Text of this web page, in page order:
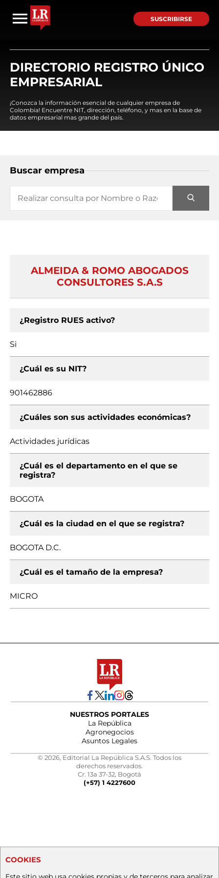
SUSCRIBIRSE
DIRECTORIO REGISTRO ÚNICO
EMPRESARIAL
¡Conozca la información esencial de cualquier empresa de
Colombia! Encuentre NIT, dirección, teléfono, y mas en la base de
datos empresarial mas grande del país.
Buscar empresa
ALMEIDA & ROMO ABOGADOS
CONSULTORES S.A.S
¿Registro RUES activo?
Si
¿Cuál es su NIT?
901462886
¿Cuáles son sus actividades económicas?
Actividades jurídicas
¿Cuál es el departamento en el que se
registra?
BOGOTA
¿Cuál es la ciudad en el que se registra?
BOGOTA D.C.
¿Cuál es el tamaño de la empresa?
MICRO
NUESTROS PORTALES
La República
Agronegocios
Asuntos Legales
© 2026, Editorial La República S.A.S. Todos los
derechos reservados.
Cr. 13a 37-32, Bogotá
(+57) 1 4227600
COOKIES